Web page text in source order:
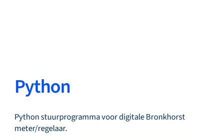
Zoeken... NL
Python
Python stuurprogramma voor digitale Bronkhorst
meter/regelaar.